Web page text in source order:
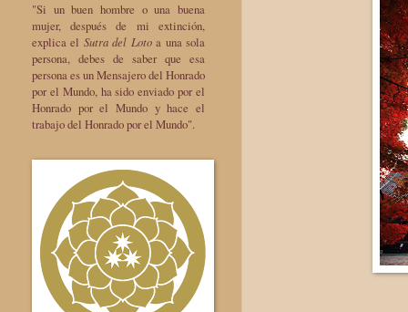
"Si un buen hombre o una buena
mujer, después de mi extinción,
explica el Sutra del Lotoa una sola
persona, debes de saber que esa
persona es un Mensajero del Honrado
por el Mundo, ha sido enviado por el
Honrado por el Mundo y hace el
trabajo del Honrado por el Mundo".